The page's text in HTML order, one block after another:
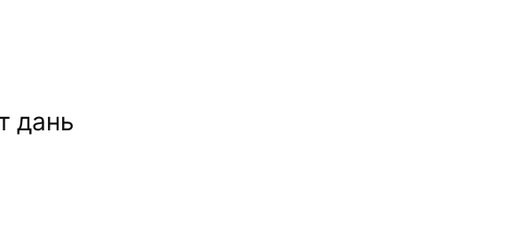
дань